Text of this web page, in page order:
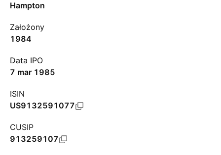
Hampton
Założony
1984
Data IPO
7 mar 1985
ISIN
US9132591077
CUSIP
913259107